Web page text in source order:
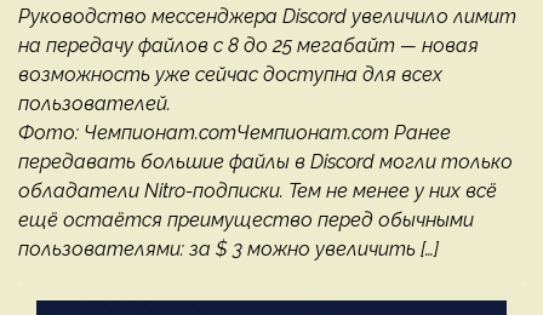
Руководство мессенджера Discord увеличило лимит
на передачу файлов с 8 до 25 мегабайт — новая
возможность уже сейчас доступна для всех
пользователей.
Фото: Чемпионат.comЧемпионат.com Ранее
передавать большие файлы в Discord могли только
обладатели Nitro-подписки. Тем не менее у них всё
ещё остаётся преимущество перед обычными
пользователями: за $ 3 можно увеличить […]